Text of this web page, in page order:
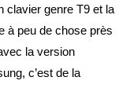
clavier genre T9 et la
à peu de chose près
la version
c’est de la